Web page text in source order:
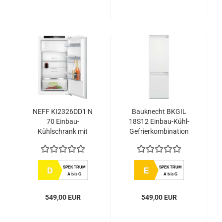
NEFF KI2326DD1 N
70 Einbau-
Kühlschrank mit
56 cm Flachscharnier
mit Softeinzug
D
SPEKTRUM
A bis G
549,00 EUR
Bauknecht BKGIL
18S12 Einbau-Kühl-
Gefrierkombination
E
SPEKTRUM
A bis G
549,00 EUR